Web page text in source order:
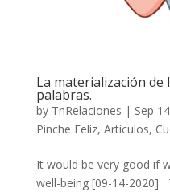
La materialización de
palabras.
by TnRelaciones | Sep
Pinche Feliz, Artículos,
It would be very good if
well-being [09-14-2020]